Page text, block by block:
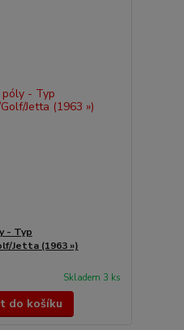
- Typ
Jetta (1963 »)
Skladem 3 ks
do košíku